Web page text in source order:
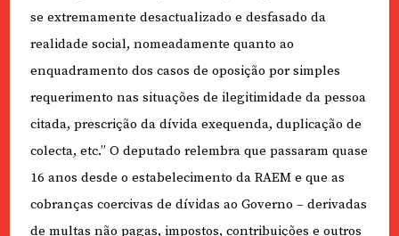
se extremamente desactualizado e desfasado da
realidade social, nomeadamente quanto ao
enquadramento dos casos de oposição por simples
requerimento nas situações de ilegitimidade da pessoa
citada, prescrição da dívida exequenda, duplicação de
colecta, etc.” O deputado relembra que passaram quase
16 anos desde o estabelecimento da RAEM e que as
cobranças coercivas de dívidas ao Governo – derivadas
de multas não pagas, impostos, contribuições e outros